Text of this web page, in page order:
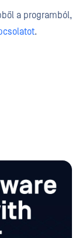
a programból,
.